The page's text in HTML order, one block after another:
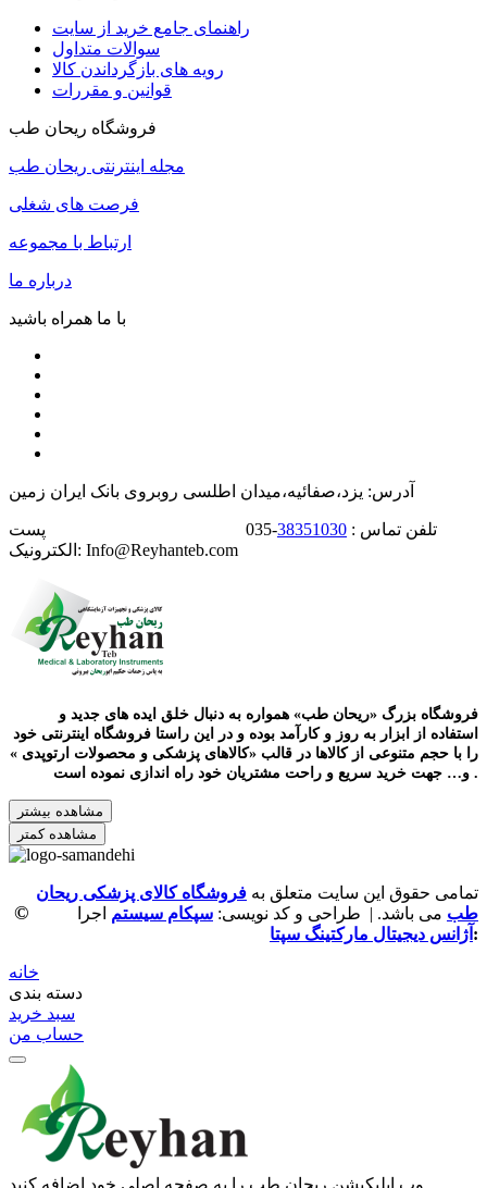
راهنمای جامع خرید از سایت
سوالات متداول
رویه های بازگرداندن کالا
قوانین و مقررات
فروشگاه ریحان طب
مجله اینترنتی ریحان طب
فرصت های شغلی
ارتباط با مجموعه
درباره ما
با ما همراه باشید
آدرس: یزد،صفائیه،میدان اطلسی روبروی بانک ایران زمین
تلفن تماس : 38351030
-035 پست
الکترونیک: Info@Reyhanteb.com
استفاده از ابزار به روز و کارآمد بوده و در این راستا فروشگاه اینترنتی خود
را با حجم متنوعی از کالاها در قالب «کالاهای پزشکی و محصولات ارتوپدی »
و… جهت خرید سریع و راحت مشتریان خود راه اندازی نموده است .
مشاهده بیشتر
مشاهده کمتر
©
تمامی حقوق این سایت متعلق به فروشگاه کالای پزشکی ریحان
طب می باشد. | طراحی و کد نویسی: سپکام سیستم اجرا
: آژانس دیجیتال مارکتینگ سپتا
خانه
دسته بندی
سبد خرید
حساب من
وب ‌اپلیکیشن ریحان طب را به صفحه اصلی خود اضافه کنید